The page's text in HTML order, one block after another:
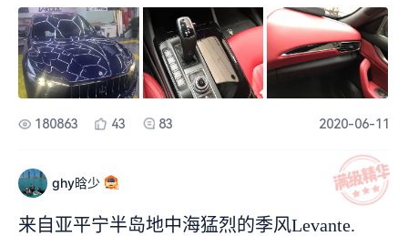
了21寸大脚，霸气无比。改装之路无比艰辛，研究
了无数个夜晚，东西都很大，轮胎轮毂很重，自己
搬上搬下，这也许就是热爱吧。每次从下单开始期
盼、等待，收货验货，赶安装点，看着安装目不转
睛，那种感觉只有自己才懂吧。热爱可抵岁月漫
长，不喜勿喷哈哈
调到最高稳稳的。无框车门suv里还是比较少的，给
人一种高b格感觉。还个就是品牌吧，三叉戟看上去
威风，毕竟键盘侠也会说这标值30万哈哈哈
差，真皮覆盖范围很厚道，都是意大利手工小牛
皮，车顶材质也很好。坐进来能体会到是豪华车的
感觉。要是内饰能再提升一点科技感会更好，音响
一般不是特别给力，据销售说就算选装宝华也没有
宝马装的宝华好，玛莎选装的宝华价格略低。
180863 43 83 2020-06-11
ghy晗少
来自亚平宁半岛地中海猛烈的季风Levante.